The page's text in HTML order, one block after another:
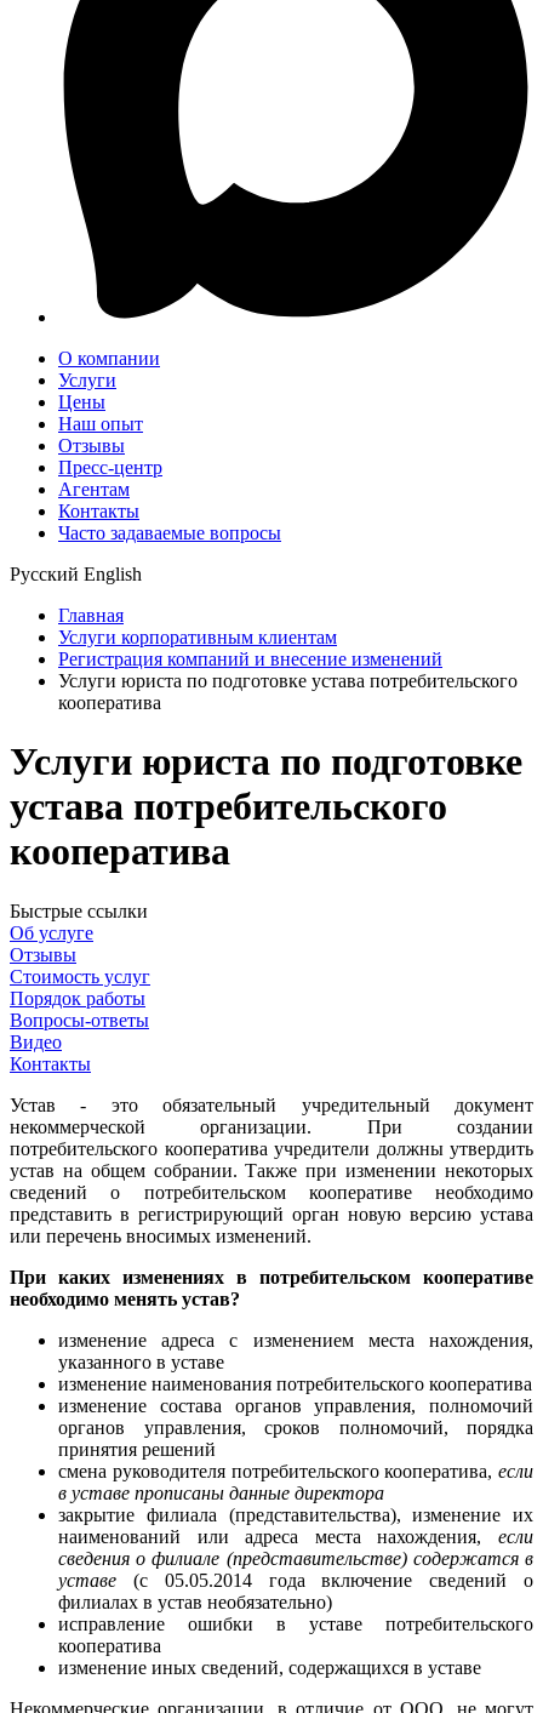
О компании
Услуги
Цены
Наш опыт
Отзывы
Пресс-центр
Агентам
Контакты
Часто задаваемые вопросы
Русский English
Главная
Услуги корпоративным клиентам
Регистрация компаний и внесение изменений
Услуги юриста по подготовке устава потребительского
кооператива
Услуги юриста по подготовке
устава потребительского
кооператива
Быстрые ссылки
Об услуге
Отзывы
Стоимость услуг
Порядок работы
Вопросы-ответы
Видео
Контакты
Устав - это обязательный учредительный документ
некоммерческой организации. При создании
потребительского кооператива учредители должны утвердить
устав на общем собрании. Также при изменении некоторых
сведений о потребительском кооперативе необходимо
представить в регистрирующий орган новую версию устава
или перечень вносимых изменений.
При каких изменениях в потребительском кооперативе
необходимо менять устав?
изменение адреса с изменением места нахождения,
указанного в уставе
изменение наименования потребительского кооператива
изменение состава органов управления, полномочий
органов управления, сроков полномочий, порядка
принятия решений
смена руководителя потребительского кооператива, если
в уставе прописаны данные директора
закрытие филиала (представительства), изменение их
наименований или адреса места нахождения, если
сведения о филиале (представительстве) содержатся в
уставе (с 05.05.2014 года включение сведений о
филиалах в устав необязательно)
исправление ошибки в уставе потребительского
кооператива
изменение иных сведений, содержащихся в уставе
Некоммерческие организации, в отличие от ООО, не могут